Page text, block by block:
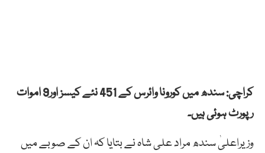
کراچی: سندھ میں کورونا وائرس کے 451 نئے کیسز اور9 اموات
رپورٹ ہوئی ہیں۔
وزیراعلیٰ سندھ مراد علی شاہ نے بتایا کہ ان کے صوبے میں